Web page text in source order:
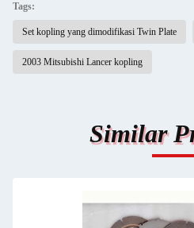
Tags:
Set kopling yang dimodifikasi Twin Plate
2003 Mitsubishi Lancer kopling
Similar